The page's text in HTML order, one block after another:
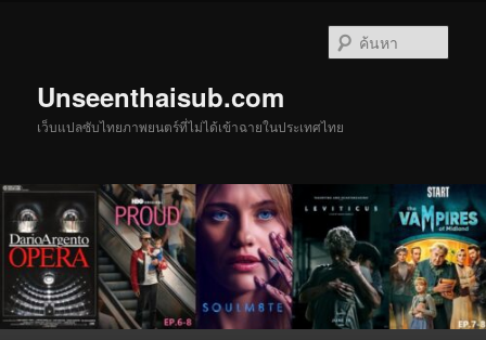
Unseenthaisub.com
เว็บแปลซับไทยภาพยนตร์ที่ไม่ได้เข้าฉายในประเทศไทย